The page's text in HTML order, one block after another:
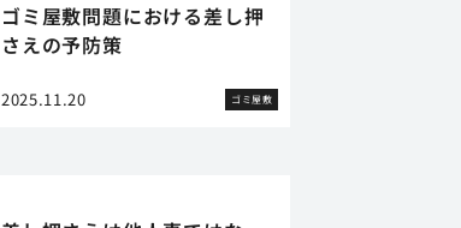
ゴミ屋敷問題における差し押
さえの予防策
2025.11.20 ゴミ屋敷